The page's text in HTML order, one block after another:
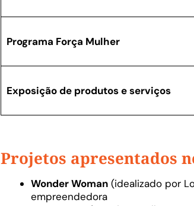
Programa Força Mulher
Exposição de produtos e serviços
Projetos apresentados
Wonder Woman (idealizado por
empreendedora